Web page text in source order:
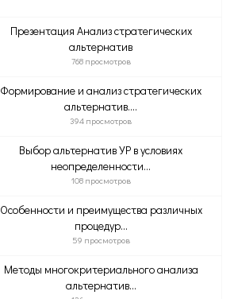
Презентация Анализ стратегических
альтернатив
768 просмотров
Формирование и анализ стратегических
альтернатив....
394 просмотров
Выбор альтернатив УР в условиях
неопределенности...
108 просмотров
Особенности и преимущества различных
процедур...
59 просмотров
Методы многокритериального анализа
альтернатив...